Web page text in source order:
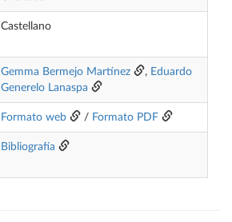
Castellano
Gemma Bermejo Martínez , Eduardo
Generelo Lanaspa
Formato web / Formato PDF
Bibliografía